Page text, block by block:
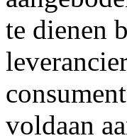
te dienen
voldaan